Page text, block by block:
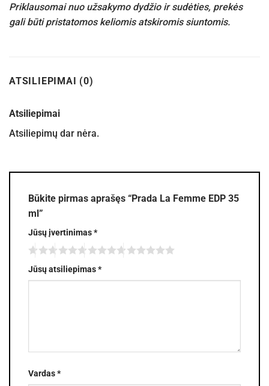
Priklausomai nuo užsakymo dydžio ir sudėties, prekės
gali būti pristatomos keliomis atskiromis siuntomis.
ATSILIEPIMAI (0)
Atsiliepimai
Atsiliepimų dar nėra.
Būkite pirmas aprašęs “Prada La Femme EDP 35
ml”
Jūsų įvertinimas*
Jūsų atsiliepimas*
Vardas*